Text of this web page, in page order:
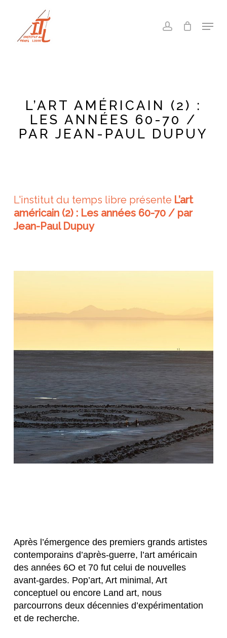
content
accountMenu
L’ART AMÉRICAIN (2) :
LES ANNÉES 60-70 /
PAR JEAN-PAUL DUPUY
L'institut du temps libre présente L’art
américain (2) : Les années 60-70 / par
Jean-Paul Dupuy
Après l’émergence des premiers grands artistes
contemporains d’après-guerre, l’art américain
des années 6O et 70 fut celui de nouvelles
avant-gardes. Pop’art, Art minimal, Art
conceptuel ou encore Land art, nous
parcourrons deux décennies d’expérimentation
et de recherche.
Close